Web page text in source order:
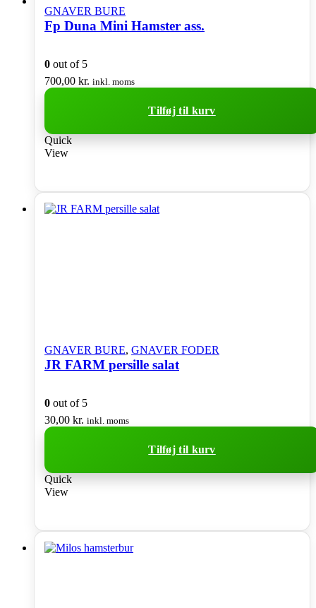
GNAVER BURE
Fp Duna Mini Hamster ass.
0 out of 5
700,00 kr. inkl. moms
Tilføj til kurv
Quick
View
GNAVER BURE, GNAVER FODER
JR FARM persille salat
0 out of 5
30,00 kr. inkl. moms
Tilføj til kurv
Quick
View